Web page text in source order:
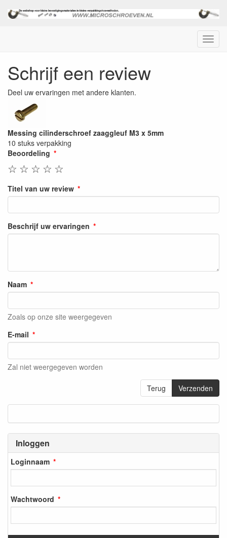
Menu
Inloggen
Loginnaam
Wachtwoord
Schrijf een review
Deel uw ervaringen met andere klanten.
Messing cilinderschroef zaaggleuf M3 x 5mm
10 stuks verpakking
Beoordeling
☆
☆
☆
☆
☆
Titel van uw review
Beschrijf uw ervaringen
Naam
Zoals op onze site weergegeven
E-mail
Zal niet weergegeven worden
Terug Verzenden